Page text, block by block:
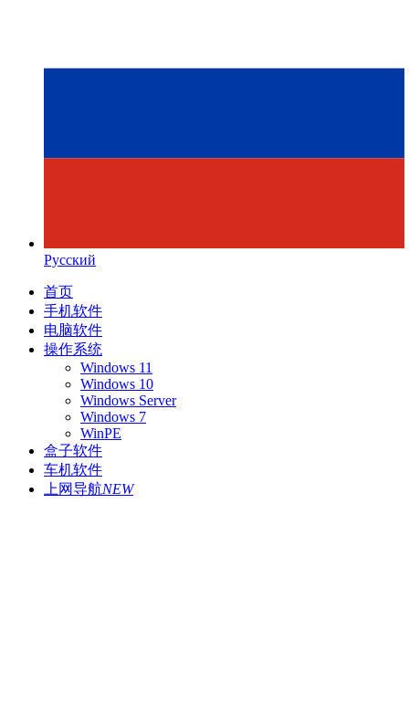
Русский
首页
手机软件
电脑软件
操作系统
Windows 11
Windows 10
Windows Server
Windows 7
WinPE
盒子软件
车机软件
上网导航NEW